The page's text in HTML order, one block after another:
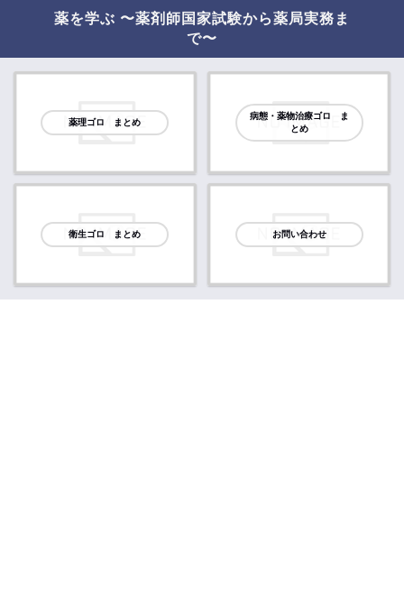
薬を学ぶ 〜薬剤師国家試験から薬局実務ま
で〜
薬理ゴロ まとめ
病態・薬物治療ゴロ ま
とめ
衛生ゴロ まとめ お問い合わせ